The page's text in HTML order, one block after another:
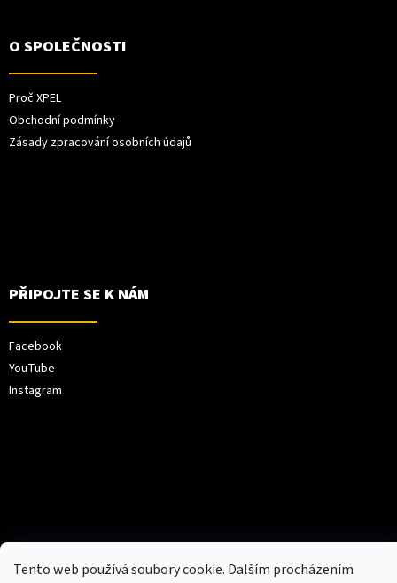
Tento web používá soubory cookie. Dalším procházením
O SPOLEČNOSTI
Proč XPEL
Obchodní podmínky
Zásady zpracování osobních údajů
PŘIPOJTE SE K NÁM
Facebook
YouTube
Instagram